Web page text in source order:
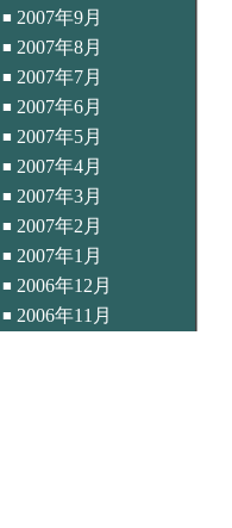
■ 2007年9月
■ 2007年8月
■ 2007年7月
■ 2007年6月
■ 2007年5月
■ 2007年4月
■ 2007年3月
■ 2007年2月
■ 2007年1月
■ 2006年12月
■ 2006年11月